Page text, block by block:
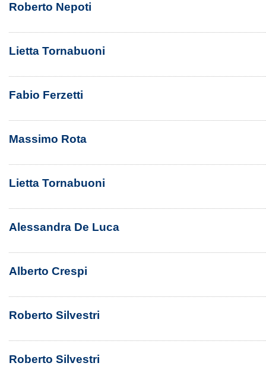
Roberto Nepoti
Lietta Tornabuoni
Fabio Ferzetti
Massimo Rota
Lietta Tornabuoni
Alessandra De Luca
Alberto Crespi
Roberto Silvestri
Roberto Silvestri